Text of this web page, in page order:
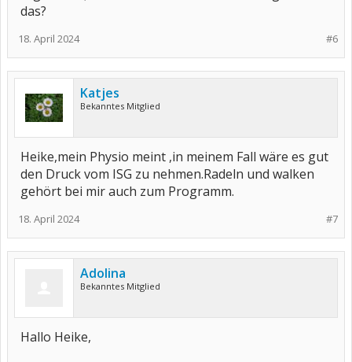
das?
#6
18. April 2024
Katjes
Bekanntes Mitglied
Heike,mein Physio meint ,in meinem Fall wäre es gut
den Druck vom ISG zu nehmen.Radeln und walken
gehört bei mir auch zum Programm.
#7
18. April 2024
Adolina
Bekanntes Mitglied
Hallo Heike,